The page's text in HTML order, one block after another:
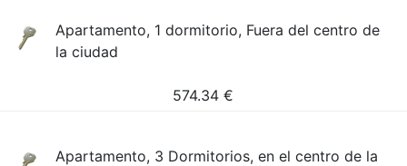
Apartamento, 1 dormitorio, Fuera del centro de
la ciudad
574.34 €
Apartamento, 3 Dormitorios, en el centro de la